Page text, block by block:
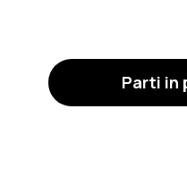
Parti in